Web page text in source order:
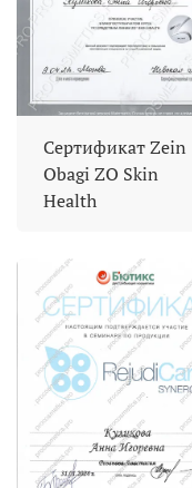
Сертификат Zein
Obagi ZO Skin
Health